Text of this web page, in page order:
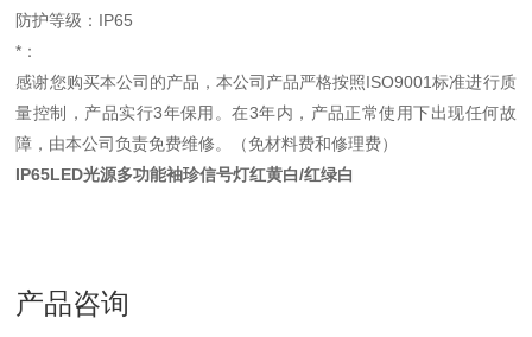
防护等级：IP65
*：
感谢您购买本公司的产品，本公司产品严格按照ISO9001标准进行质
量控制，产品实行3年保用。在3年内，产品正常使用下出现任何故
障，由本公司负责免费维修。（免材料费和修理费）
IP65LED光源多功能袖珍信号灯红黄白/红绿白
产品咨询